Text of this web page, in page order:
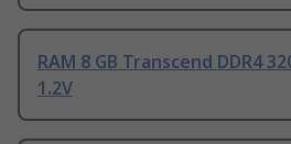
RAM 8 GB Transcend DDR4
1.2V